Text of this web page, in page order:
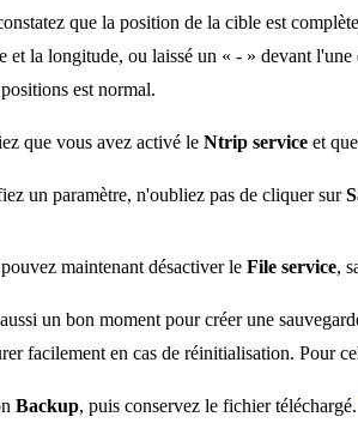
que la position de la cible est
et la longitude, ou laissé un « - » devant
est normal.
que vous avez activé le Ntrip service et
un paramètre, n'oubliez pas de cliquer sur
maintenant désactiver le File service,
un bon moment pour créer une
facilement en cas de réinitialisation. Pour
Backup, puis conservez le fichier téléchargé.